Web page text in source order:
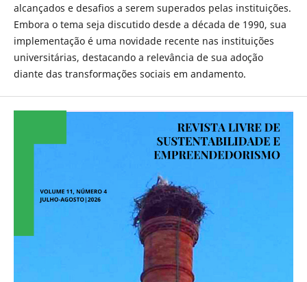
alcançados e desafios a serem superados pelas instituições.
Embora o tema seja discutido desde a década de 1990, sua
implementação é uma novidade recente nas instituições
universitárias, destacando a relevância de sua adoção
diante das transformações sociais em andamento.